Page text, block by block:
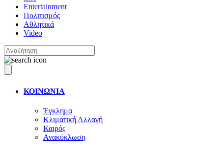
Entertainment
Πολιτισμός
Αθλητικά
Video
ΚΟΙΝΩΝΙΑ
Έγκλημα
Κλιματική Αλλαγή
Καιρός
Ανακύκλωση